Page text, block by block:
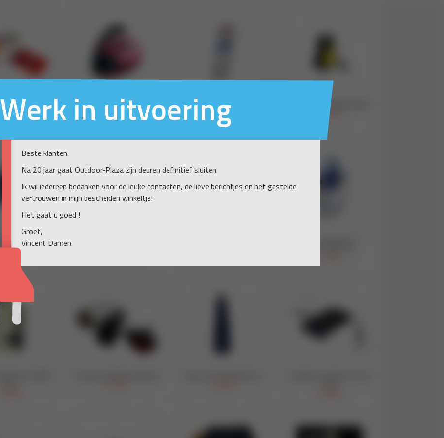
Werk in uitvoering
Beste klanten.
Na 20 jaar gaat Outdoor-Plaza zijn deuren definitief sluiten.
Ik wil iedereen bedanken voor de leuke contacten, de lieve berichtjes en het gestelde
vertrouwen in mijn bescheiden winkeltje!
Het gaat u goed !
Groet,
Vincent Damen